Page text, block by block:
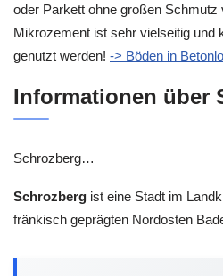
oder Parkett ohne großen Schmutz
Mikrozement ist sehr vielseitig und
genutzt werden! -> Böden in
Informationen über
Schrozberg…
Schrozberg ist eine Stadt im
fränkisch geprägten Nordosten